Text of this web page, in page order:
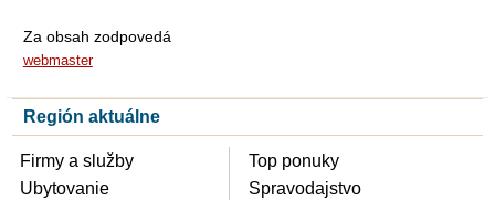
Za obsah zodpovedá
webmaster
Región aktuálne
Firmy a služby
Ubytovanie
Top ponuky
Spravodajstvo